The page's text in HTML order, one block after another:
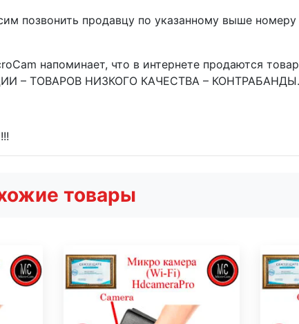
позвонить продавцу по указанному выше номеру
напоминает, что в интернете продаются
– ТОВАРОВ НИЗКОГО КАЧЕСТВА – КОНТРАБАНДЫ.
товары